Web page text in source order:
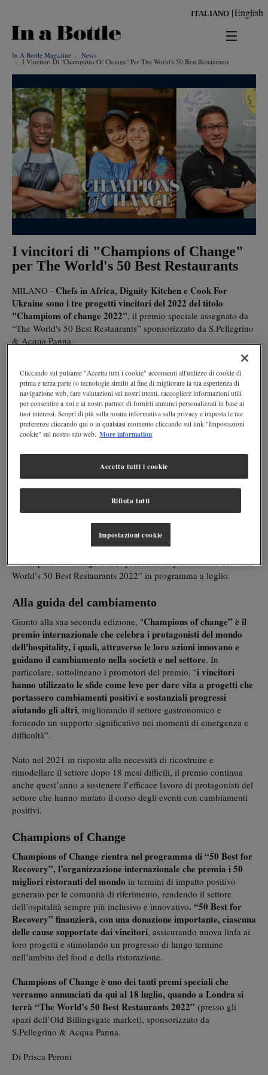
contenuto
ITALIANO English
Risultati per
news
territorio
benessere
ambiente
cultura
persone
tendenze
In A Bottle Magazine News
I Vincitori Di "champions Of Change" Per The World's 50 Best Restaurants
I vincitori di "Champions of Change"
per The World's 50 Best Restaurants
MILANO - Chefs in Africa, Dignity Kitchen e Cook For
Ukraine sono i tre progetti vincitori del 2022 del titolo
"Champions of change 2022", il premio speciale assegnato da
“The World's 50 Best Restaurants” sponsorizzato da S.Pellegrino
& Acqua Panna.
I vincitori
In particolare il premio verrà assegnato aDieuveil Malonga, chef
del ristorante Meza Malonga di Kigali, in Ruanda, fondatore
del progetto Chefs in Africa, per la formazione e il sostegno ai
talenti emergenti della ristorazione africana; e aKoh Seng
Choon, imprenditore sociale e fondatore di Dignity Kitchen,
, presente a Singapore e Hong Kong.
Premiate contemporaneamente Olia Hercules e Alissa
Timoshkina: di origini ucraine la prima e russe la seconda, ma
residenti a Londra, fondatrici di #CookForUkraine, iniziativa
di raccolta fondi sostenuta dai ristoranti della città, che oltre a
dare sostegno al popolo ucraino, promuove la conoscenza della
cultura gastronomica del paese. La consegna del premio
"Champions of change 2022" precederà la premiazione del “The
World’s 50 Best Restaurants 2022” in programma a luglio.
Alla guida del cambiamento
Giunto alla sua seconda edizione, "Champions of change” è il
premio internazionale che celebra i protagonisti del mondo
dell'hospitality, i quali, attraverso le loro azioni innovano e
guidano il cambiamento nella società e nel settore. In
particolare, sottolineano i promotori del premio, "i vincitori
hanno utilizzato le sfide come leve per dare vita a progetti che
portassero cambiamenti positivi e sostanziali progressi
aiutando gli altri, migliorando il settore gastronomico e
fornendo un supporto significativo nei momenti di emergenza e
difficoltà”.
Nato nel 2021 in risposta alla necessità di ricostruire e
rimodellare il settore dopo 18 mesi difficili, il premio continua
anche quest’anno a sostenere l’efficace lavoro di protagonisti del
settore che hanno mutato il corso degli eventi con cambiamenti
positivi.
Champions of Change
Champions of Change rientra nel programma di “50 Best for
Recovery”, l’organizzazione internazionale che premia i 50
migliori ristoranti del mondo in termini di impatto positivo
generato per le comunità di riferimento, rendendo il settore
dell’ospitalità sempre più inclusivo e innovativo. “50 Best for
Recovery” finanzierà, con una donazione importante, ciascuna
delle cause supportate dai vincitori, assicurando nuova linfa ai
loro progetti e stimolando un progresso di lungo termine
nell’ambito del food e della ristorazione.
Champions of Change è uno dei tanti premi speciali che
verranno annunciati da qui al 18 luglio, quando a Londra si
terrà “The World’s 50 Best Restaurants 2022” (presso gli
spazi dell’Old Billingsgate market), sponsorizzato da
S.Pellegrino & Acqua Panna.
Di Prisca Peroni
Cliccando sul pulsante "Accetta tutti i cookie" acconsenti all'utilizzo di cookie di
prima e terza parte (o tecnologie simili) al fine di migliorare la tua esperienza di
navigazione web, fare valutazioni sui nostri utenti, raccogliere informazioni utili
per consentire a noi e ai nostri partner di fornirti annunci personalizzati in base ai
tuoi interessi. Scopri di più sulla nostra informativa sulla privacy e imposta le tue
preferenze cliccando qui o in qualsiasi momento cliccando sul link "Impostazioni
cookie" sul nostro sito web. More information
Rifiuta tutti
Accetta tutti i cookie
Impostazioni cookie